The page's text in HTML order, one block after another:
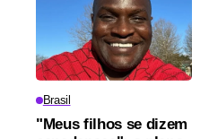
Brasil
"Meus filhos se dizem